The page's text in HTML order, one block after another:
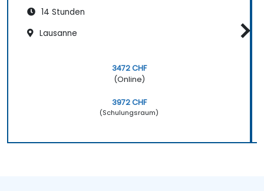
14 Stunden
Lausanne
3472 CHF
(Online)
3972 CHF
(Schulungsraum)